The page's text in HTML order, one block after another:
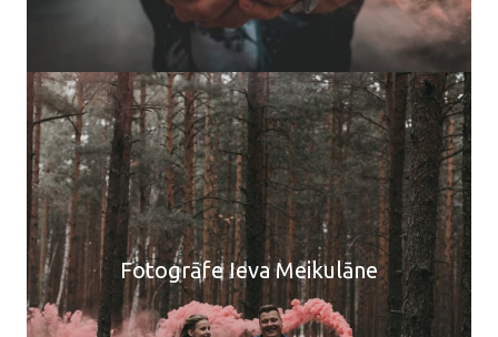
Fotogrāfe Ieva Meikulāne